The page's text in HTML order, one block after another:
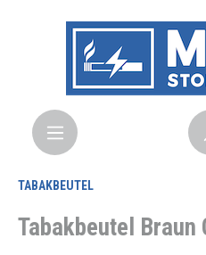
TABAKBEUTEL
Tabakbeutel Braun